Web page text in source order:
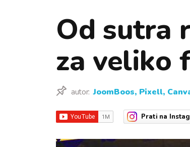
Od sutra
za veliko
autor: JoomBoos, Pixell,
Prati na